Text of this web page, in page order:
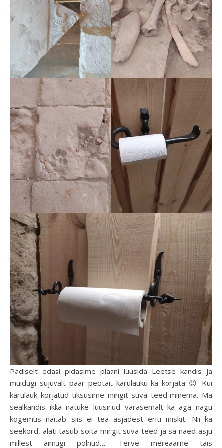
Padiselt edasi pidasime plaani luusida Leetse kandis ja
muidugi sujuvalt paar peotäit karulauku ka korjata 😉 Kui
karulauk korjatud tiksusime mingit suva teed minema. Ma
sealkandis ikka natuke luusinud varasemalt ka aga nagu
kogemus näitab siis ei tea asjadest eriti miskit. Nii ka
seekord, alati tasub sõita mingit suva teed ja sa näed asju
millest aimugi polnud…. Terve mereäärne täis